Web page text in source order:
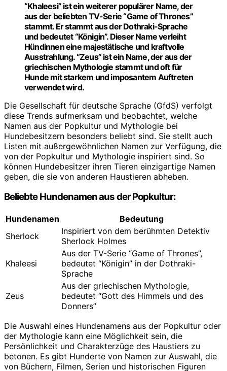
“Khaleesi” ist ein weiterer populärer Name, der
aus der beliebten TV-Serie “Game of Thrones”
stammt. Er stammt aus der Dothraki-Sprache
und bedeutet “Königin”. Dieser Name verleiht
Hündinnen eine majestätische und kraftvolle
Ausstrahlung. “Zeus” ist ein Name, der aus der
griechischen Mythologie stammt und oft für
Hunde mit starkem und imposantem Auftreten
verwendet wird.
Die Gesellschaft für deutsche Sprache (GfdS) verfolgt
diese Trends aufmerksam und beobachtet, welche
Namen aus der Popkultur und Mythologie bei
Hundebesitzern besonders beliebt sind. Sie stellt auch
Listen mit außergewöhnlichen Namen zur Verfügung, die
von der Popkultur und Mythologie inspiriert sind. So
können Hundebesitzer ihren Tieren einzigartige Namen
geben, die sie von anderen Haustieren abheben.
Beliebte Hundenamen aus der Popkultur:
Hundenamen
Bedeutung
Sherlock
Inspiriert von dem berühmten Detektiv
Sherlock Holmes
Khaleesi
Aus der TV-Serie “Game of Thrones”,
bedeutet “Königin” in der Dothraki-
Sprache
Zeus
Aus der griechischen Mythologie,
bedeutet “Gott des Himmels und des
Donners”
Die Auswahl eines Hundenamens aus der Popkultur oder
der Mythologie kann eine Möglichkeit sein, die
Persönlichkeit und Charakterzüge des Haustiers zu
betonen. Es gibt Hunderte von Namen zur Auswahl, die
von Büchern, Filmen, Serien und historischen Figuren